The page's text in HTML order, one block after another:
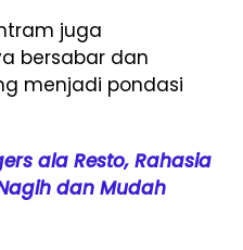
juga
bersabar dan
menjadi pondasi
ala Resto, Rahasia
dan Mudah